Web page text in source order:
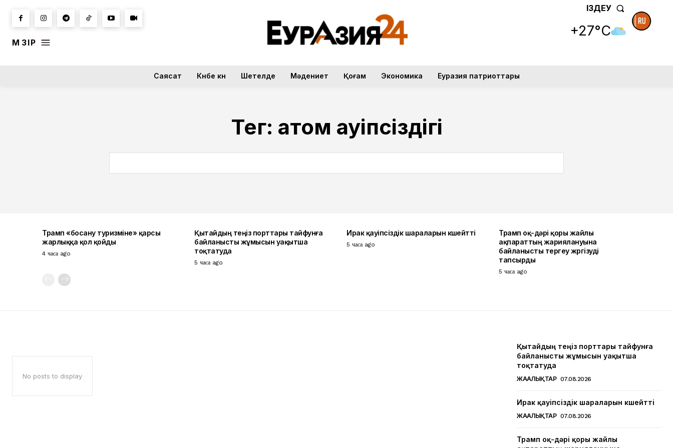
МӘЗІР
ІЗДЕУ
+27°C
Саясат Күнбе күн Шетелде Мәдениет Қоғам Экономика Еуразия патриоттары
Тег: атом қауіпсіздігі
Трамп «босану туризміне» қарсы
жарлыққа қол қойды
4 часа ago
Қытайдың теңіз порттары тайфунға
байланысты жұмысын уақытша
тоқтатуда
5 часа ago
Ирак қауіпсіздік шараларын күшейтті
5 часа ago
Трамп оқ-дәрі қоры жайлы
ақпараттың жариялануына
байланысты тергеу жүргізуді
тапсырды
5 часа ago
No posts to display
Қытайдың теңіз порттары тайфунға
байланысты жұмысын уақытша
тоқтатуда
ЖАҢАЛЫҚТАР 07.08.2026
Ирак қауіпсіздік шараларын күшейтті
ЖАҢАЛЫҚТАР 07.08.2026
Трамп оқ-дәрі қоры жайлы